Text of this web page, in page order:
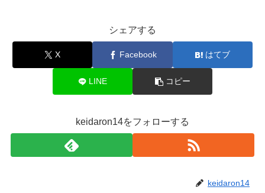
シェアする
X Facebook はてブ
LINE コピー
keidaron14をフォローする
keidaron14